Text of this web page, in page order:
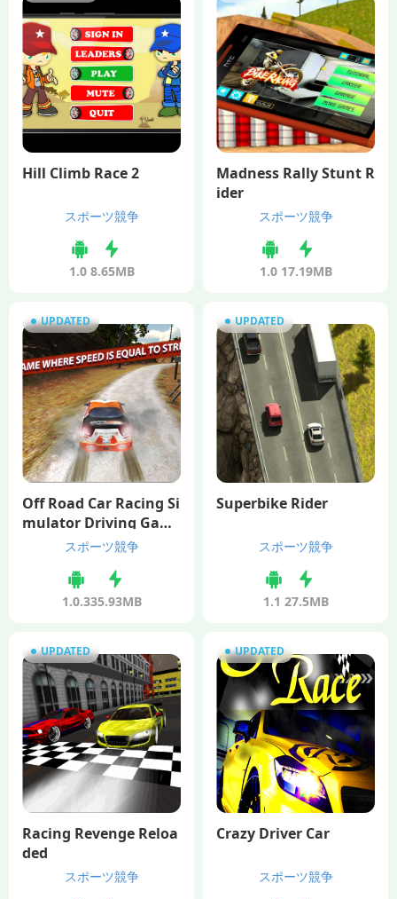
Hill Climb Race 2
スポーツ競争
1.0 8.65MB
Madness Rally Stunt R
ider
スポーツ競争
1.0 17.19MB
UPDATED
Off Road Car Racing Si
mulator Driving Gam
スポーツ競争
1.0.335.93MB
UPDATED
Superbike Rider
スポーツ競争
1.1 27.5MB
UPDATED
Racing Revenge Reloa
ded
スポーツ競争
UPDATED
Crazy Driver Car
スポーツ競争